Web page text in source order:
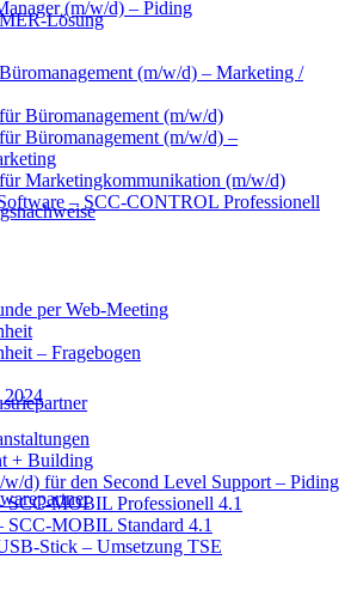
Lösung
(m/w/d) – Piding
(m/w/d) – Marketing /
Büromanagement (m/w/d)
Büromanagement (m/w/d) –
Marketingkommunikation (m/w/d)
– SCC-CONTROL Professionell
per Web-Meeting
– Fragebogen
+ Building
d) für den Second Level Support – Piding
SCC-MOBIL Professionell 4.1
SCC-MOBIL Standard 4.1
Stick – Umsetzung TSE